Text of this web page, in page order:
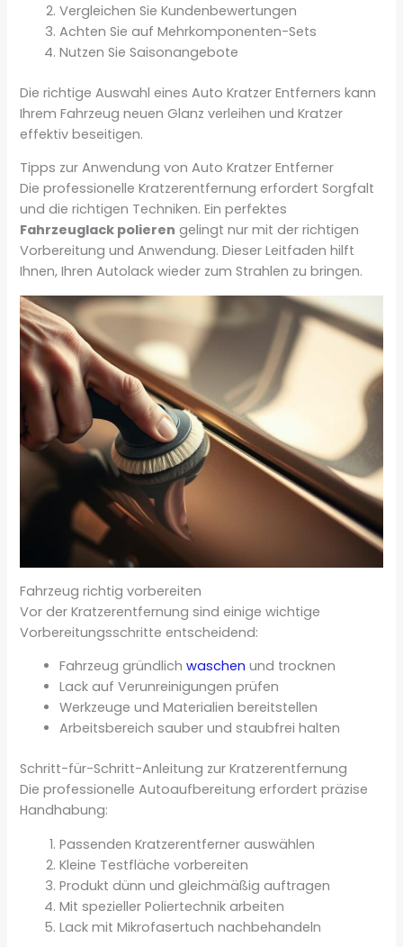
Vergleichen Sie Kundenbewertungen
Achten Sie auf Mehrkomponenten-Sets
Nutzen Sie Saisonangebote
Die richtige Auswahl eines Auto Kratzer Entferners kann
Ihrem Fahrzeug neuen Glanz verleihen und Kratzer
effektiv beseitigen.
Tipps zur Anwendung von Auto Kratzer Entferner
Die professionelle Kratzerentfernung erfordert Sorgfalt
und die richtigen Techniken. Ein perfektes
Fahrzeuglack polieren gelingt nur mit der richtigen
Vorbereitung und Anwendung. Dieser Leitfaden hilft
Ihnen, Ihren Autolack wieder zum Strahlen zu bringen.
Fahrzeug richtig vorbereiten
Vor der Kratzerentfernung sind einige wichtige
Vorbereitungsschritte entscheidend:
Fahrzeug gründlichwaschen und trocknen
Lack auf Verunreinigungen prüfen
Werkzeuge und Materialien bereitstellen
Arbeitsbereich sauber und staubfrei halten
Schritt-für-Schritt-Anleitung zur Kratzerentfernung
Die professionelle Autoaufbereitung erfordert präzise
Handhabung:
Passenden Kratzerentferner auswählen
Kleine Testfläche vorbereiten
Produkt dünn und gleichmäßig auftragen
Mit spezieller Poliertechnik arbeiten
Lack mit Mikrofasertuch nachbehandeln